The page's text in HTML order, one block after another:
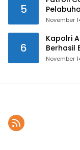
5
November
6
Kapolri
Berhasil
November